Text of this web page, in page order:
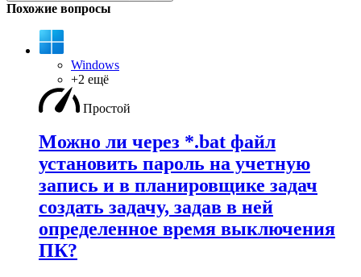
Похожие вопросы
Windows
+2 ещё
Простой
Можно ли через *.bat файл
установить пароль на учетную
запись и в планировщике задач
создать задачу, задав в ней
определенное время выключения
ПК?